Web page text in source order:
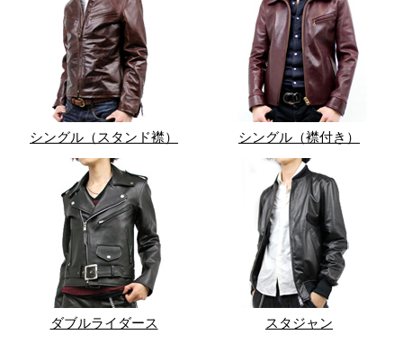
シングル（スタンド襟） シングル（襟付き）
ダブルライダース スタジャン